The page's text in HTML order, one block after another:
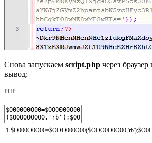
Снова запускаем script.php через
вывод:
PHP
1 $O000O0O00=$OOO000O00($OOO0O0O00 'rb');